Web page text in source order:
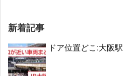
新着記事
ドア位置どこ:大阪駅